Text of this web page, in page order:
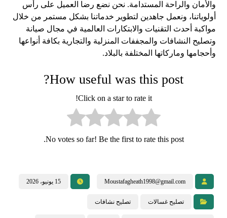
والأمان والراحة المستدامة. نحن نضع رضا العميل على رأس
أولوياتنا، ونعمل جاهدين لتطوير خدماتنا بشكل مستمر من خلال
مواكبة أحدث التقنيات والابتكارات العالمية في مجال صيانة
وتصليح النشافات والمجففات المنزلية والتجارية بكافة أنواعها
وأحجامها وماركاتها المختلفة بالبلاد.
How useful was this post?
Click on a star to rate it!
No votes so far! Be the first to rate this post.
Moustafagheath1998@gmail.com 15 يونيو، 2026
تصليح غسالات تصليح نشافات